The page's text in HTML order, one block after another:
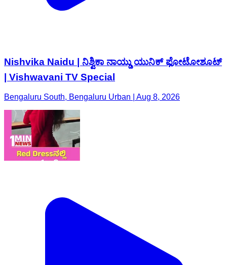
Nishvika Naidu | ನಿಶ್ವಿಕಾ ನಾಯ್ಡು ಯುನಿಕ್ ಫೋಟೋಶೂಟ್
| Vishwavani TV Special
Bengaluru South, Bengaluru Urban | Aug 8, 2026